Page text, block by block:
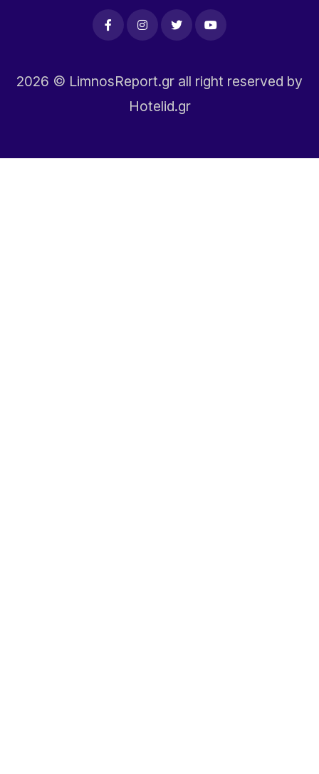
2026 © LimnosReport.gr all right reserved by
Hotelid.gr